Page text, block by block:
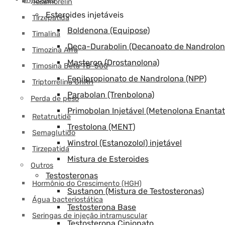
Tirzepatida
Timalina
Timozina Alfa
Timosina Beta TB-500
Triptorrelina GnRH
Perda de peso
Retatrutide
Semaglutido
Tirzepatida
Outros
Hormônio do Crescimento (HGH)
Água bacteriostática
Seringas de injeção intramuscular
Esteroides injetáveis
Boldenona (Equipose)
Deca-Durabolin (Decanoato de
Masteron (Drostanolona)
Fenilpropionato de Nandrolona (NPP)
Parabolan (Trenbolona)
Primobolan Injetável (Metenolona
Trestolona (MENT)
Winstrol (Estanozolol) injetável
Mistura de Esteroides
Testosteronas
Sustanon (Mistura de Testosteronas)
Testosterona Base
Testosterona Cipionato